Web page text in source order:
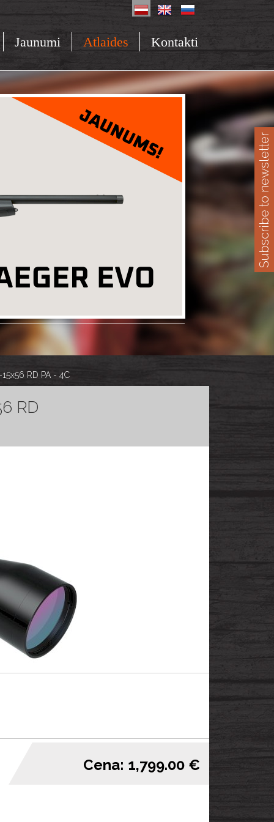
Jaunumi Atlaides Kontakti
RD PA - 4C
RD
Cena: 1,799.00 €
Subscribe to newsletter